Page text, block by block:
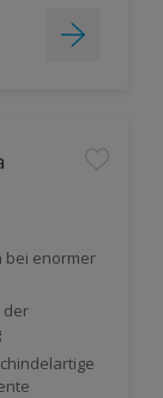
bei enormer
der